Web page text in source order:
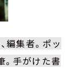
編集者。ポッ
手がけた書